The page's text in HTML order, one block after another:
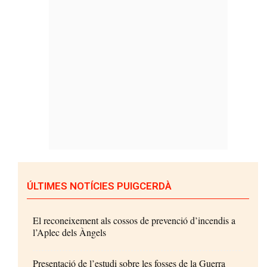
ÚLTIMES NOTÍCIES PUIGCERDÀ
El reconeixement als cossos de prevenció d’incendis a
l’Aplec dels Àngels
Presentació de l’estudi sobre les fosses de la Guerra